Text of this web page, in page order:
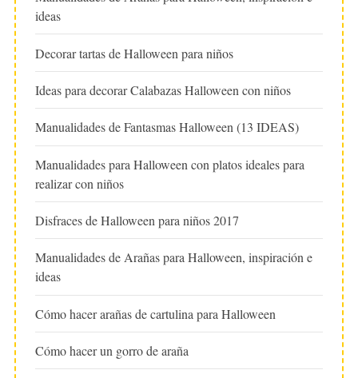
ideas
Decorar tartas de Halloween para niños
Ideas para decorar Calabazas Halloween con niños
Manualidades de Fantasmas Halloween (13 IDEAS)
Manualidades para Halloween con platos ideales para
realizar con niños
Disfraces de Halloween para niños 2017
Manualidades de Arañas para Halloween, inspiración e
ideas
Cómo hacer arañas de cartulina para Halloween
Cómo hacer un gorro de araña